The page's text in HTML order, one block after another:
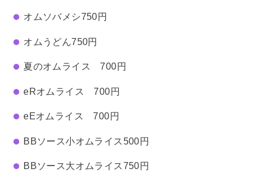
オムソバメシ750円
オムうどん750円
夏のオムライス 700円
eRオムライス 700円
eEオムライス 700円
BBソース小オムライス500円
BBソース大オムライス750円